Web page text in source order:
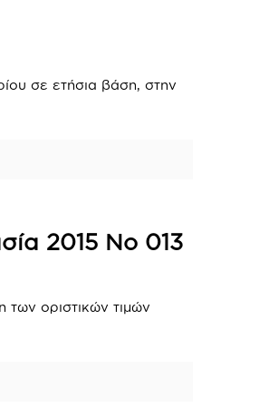
σε ετήσια βάση, στην
2015 Νο 013
οριστικών τιμών